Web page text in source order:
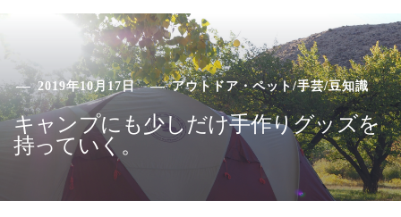
メ
ニ
ュ
ー
2019年10月17日 アウトドア・ペット/手芸/豆知識
キャンプにも少しだけ手作りグッズを
持っていく。